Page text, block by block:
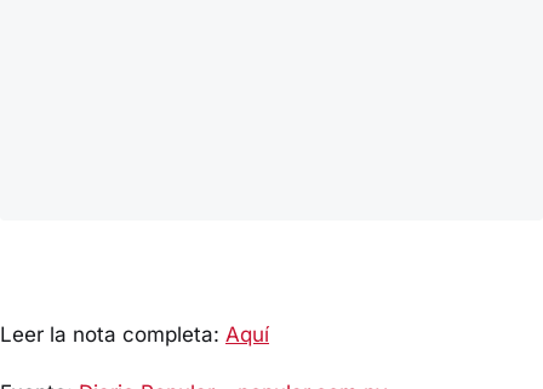
Leer la nota completa: Aquí